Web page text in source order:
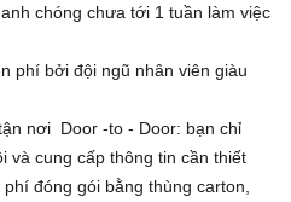
chóng chưa tới 1 tuần làm việc
phí bởi đội ngũ nhân viên giàu
nơi Door -to - Door: bạn chỉ
và cung cấp thông tin cần thiết
đóng gói bằng thùng carton,